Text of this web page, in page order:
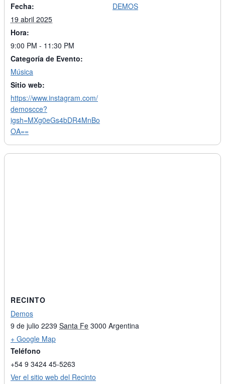
Fecha:
19 abril 2025
Hora:
9:00 PM - 11:30 PM
Categoría de Evento:
Música
Sitio web:
https://www.instagram.com/
demoscce?
igsh=MXg0eGs4bDR4MnBo
OA==
DEMOS
RECINTO
Demos
9 de julio 2239 Santa Fe 3000 Argentina
+ Google Map
Teléfono
+54 9 3424 45-5263
Ver el sitio web del Recinto